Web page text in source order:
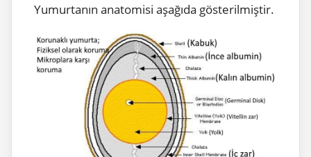
Yumurtanın anatomisi aşağıda gösterilmiştir.